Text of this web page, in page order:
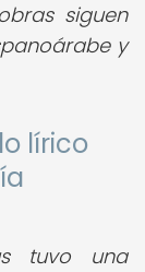
siguen
y
lírico
tuvo una